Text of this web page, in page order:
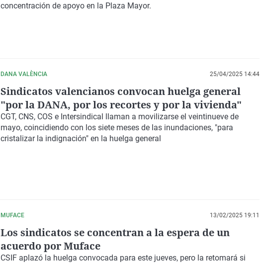
concentración de apoyo en la Plaza Mayor.
DANA VALÈNCIA 25/04/2025 14:44
Sindicatos valencianos convocan huelga general
"por la DANA, por los recortes y por la vivienda"
CGT, CNS, COS e Intersindical llaman a movilizarse el veintinueve de
mayo, coincidiendo con los siete meses de las inundaciones, "para
cristalizar la indignación" en la huelga general
MUFACE 13/02/2025 19:11
Los sindicatos se concentran a la espera de un
acuerdo por Muface
CSIF aplazó la huelga convocada para este jueves, pero la retomará si